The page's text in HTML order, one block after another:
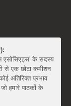
एसोसिएट्स' के सदस्य
से एक छोटा कमीशन
अतिरिक्त प्रभाव
हमारे पाठकों के